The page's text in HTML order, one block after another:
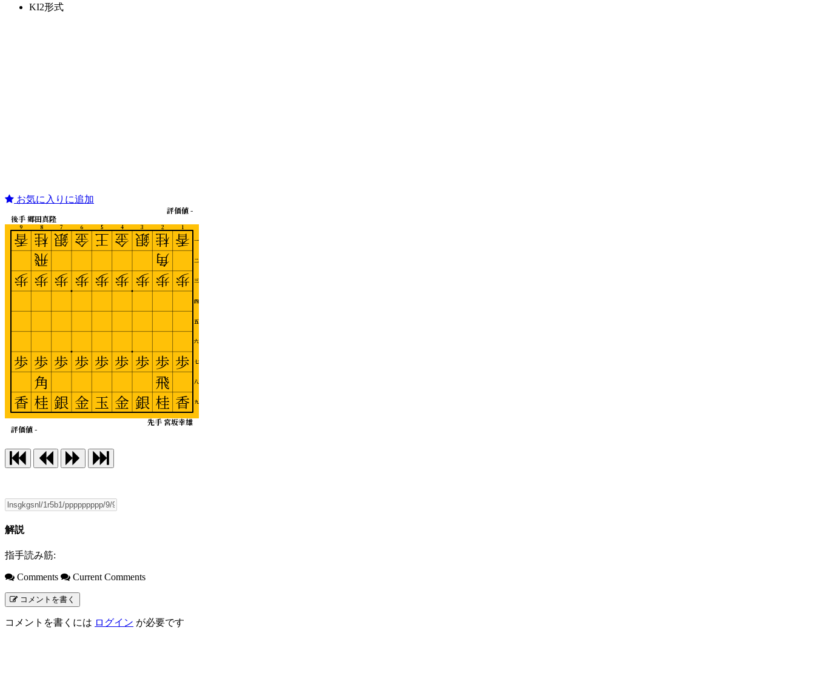
KI2形式
お気に入りに追加
1
2
3
4
5
6
7
8
9
一
二
三
四
五
六
七
八
九
先手 宮坂幸雄
後手 郷田真隆
評価値 -
評価値 -
香
歩
歩
香
桂
角
歩
歩
飛
桂
銀
歩
歩
銀
金
歩
歩
金
王
歩
歩
玉
金
歩
歩
金
銀
歩
歩
銀
桂
飛
歩
歩
角
桂
香
歩
歩
香
解説
指手読み筋:
Comments Current Comments
コメントを書く
コメントを書くには ログイン が必要です